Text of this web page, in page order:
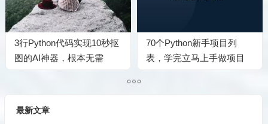
3行Python代码实现10秒抠
图的AI神器，根本无需
70个Python新手项目列
表，学完立马上手做项目
最新文章